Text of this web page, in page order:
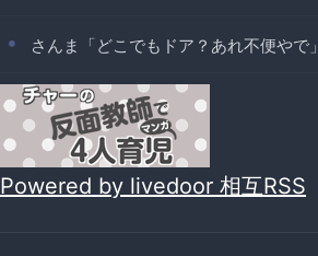
さんま「どこでもドア？あれ不便やで」
Powered by livedoor 相互RSS